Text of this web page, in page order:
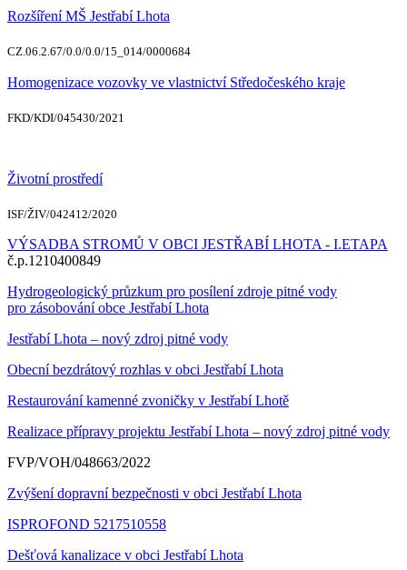
Rozšíření MŠ Jestřabí Lhota
CZ.06.2.67/0.0/0.0/15_014/0000684
Homogenizace vozovky ve vlastnictví Středočeského kraje
FKD/KDI/045430/2021
Životní prostředí
ISF/ŽIV/042412/2020
VÝSADBA STROMŮ V OBCI JESTŘABÍ LHOTA - I.ETAPA
č.p.1210400849
Hydrogeologický průzkum pro posílení zdroje pitné vody
pro zásobování obce Jestřabí Lhota
Jestřabí Lhota – nový zdroj pitné vody
Obecní bezdrátový rozhlas v obci Jestřabí Lhota
Restaurování kamenné zvoničky v Jestřabí Lhotě
Realizace přípravy projektu Jestřabí Lhota – nový zdroj pitné vody
FVP/VOH/048663/2022
Zvýšení dopravní bezpečnosti v obci Jestřabí Lhota
ISPROFOND 5217510558
Dešťová kanalizace v obci Jestřabí Lhota